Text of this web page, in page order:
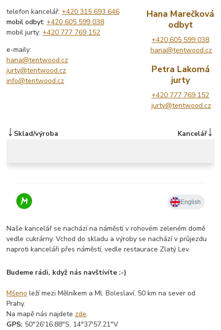
telefon kancelář:+420 315 693 646
mobil odbyt:+420 605 599 038
mobil jurty:+420 777 769 152
e-maily:
hana@tentwood.cz
jurty@tentwood.cz
info@tentwood.cz
Hana Marečková
odbyt
+420 605 599 038
hana@tentwood.cz
Petra Lakomá
jurty
+420 777 769 152
jurty@tentwood.cz
↓ Sklad/výroba Kancelář↓
Naše kancelář se nachází na náměstí v rohovém zeleném domě
vedle cukrárny. Vchod do skladu a výroby se nachází v průjezdu
naproti kanceláři přes náměstí, vedle restaurace Zlatý Lev.
Budeme rádi, když nás navštívíte :-)
Mšeno leží mezi Mělníkem a Ml. Boleslaví, 50 km na sever od
Prahy.
Na mapě nás najdete zde.
GPS: 50°26'16.88"S, 14°37'57.21"V